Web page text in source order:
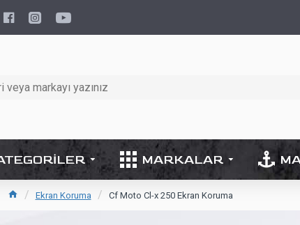
MARKALAR
Ekran Koruma Cf Moto Cl-x 250 Ekran Koruma